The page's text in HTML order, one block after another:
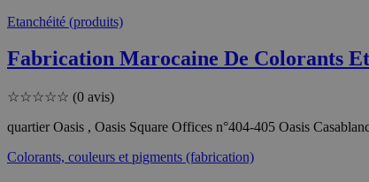
Etanchéité (produits)
Fabrication Marocaine De Colorants
☆☆☆☆☆ (0 avis)
quartier Oasis , Oasis Square Offices n°404-405 Oasis
Colorants, couleurs et pigments (fabrication)